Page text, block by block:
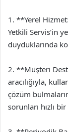
1. **Yerel
Yetkili Servis’in
duyduklarında
2. **Müşteri
aracılığıyla,
çözüm
sorunları hızlı